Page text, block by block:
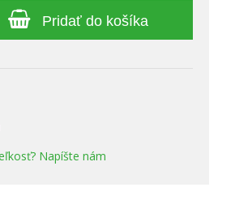
Pridať do košíka
Napíšte nám